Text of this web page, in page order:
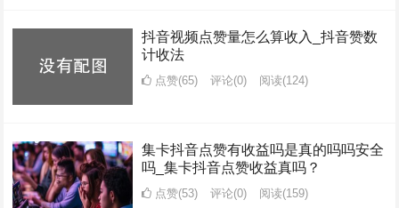
抖音视频点赞量怎么算收入_抖音赞数
计收法
点赞(65) 评论(0) 阅读(124)
集卡抖音点赞有收益吗是真的吗吗安全
吗_集卡抖音点赞收益真吗？
点赞(53) 评论(0) 阅读(159)